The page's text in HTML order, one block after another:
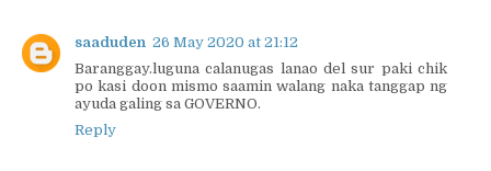
saaduden 26 May 2020 at 21:12
Baranggay.luguna calanugas lanao del sur paki chik
po kasi doon mismo saamin walang naka tanggap ng
ayuda galing sa GOVERNO.
Reply